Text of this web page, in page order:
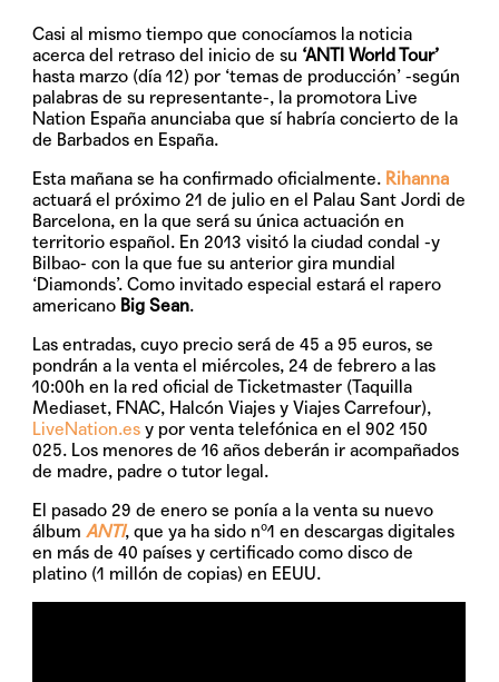
Casi al mismo tiempo que conocíamos la noticia
acerca del retraso del inicio de su ‘ANTI World Tour’
hasta marzo (día 12) por ‘temas de producción’ -según
palabras de su representante-, la promotora Live
Nation España anunciaba que sí habría concierto de la
de Barbados en España.
Esta mañana se ha confirmado oficialmente. Rihanna
actuará el próximo 21 de julio en el Palau Sant Jordi de
Barcelona, en la que será su única actuación en
territorio español. En 2013 visitó la ciudad condal -y
Bilbao- con la que fue su anterior gira mundial
‘Diamonds’. Como invitado especial estará el rapero
americano Big Sean.
Las entradas, cuyo precio será de 45 a 95 euros, se
pondrán a la venta el miércoles, 24 de febrero a las
10:00h en la red oficial deTicketmaster (Taquilla
Mediaset, FNAC, Halcón Viajes y Viajes Carrefour),
LiveNation.es y por venta telefónica en el 902 150
025. Los menores de 16 años deberán ir acompañados
de madre, padre o tutor legal.
El pasado 29 de enero se ponía a la venta su nuevo
álbum ANTI, que ya ha sido nº1 en descargas digitales
en más de 40 países y certificado como disco de
platino (1 millón de copias) en EEUU.